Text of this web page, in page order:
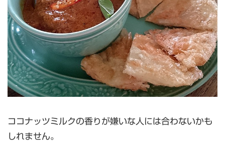
ココナッツミルクの香りが嫌いな人には合わないかも
しれません。